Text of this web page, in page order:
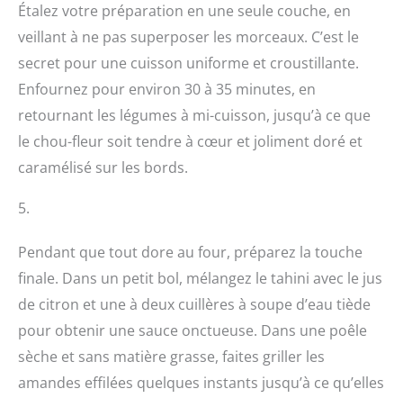
Étalez votre préparation en une seule couche, en
veillant à ne pas superposer les morceaux. C’est le
secret pour une cuisson uniforme et croustillante.
Enfournez pour environ 30 à 35 minutes, en
retournant les légumes à mi-cuisson, jusqu’à ce que
le chou-fleur soit tendre à cœur et joliment doré et
caramélisé sur les bords.
5.
Pendant que tout dore au four, préparez la touche
finale. Dans un petit bol, mélangez le tahini avec le jus
de citron et une à deux cuillères à soupe d’eau tiède
pour obtenir une sauce onctueuse. Dans une poêle
sèche et sans matière grasse, faites griller les
amandes effilées quelques instants jusqu’à ce qu’elles